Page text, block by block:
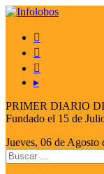



▸
PRIMER DIARIO
Fundado el 15 de
Jueves, 06 de Agosto